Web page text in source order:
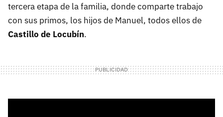
tercera etapa de la familia, donde comparte trabajo
con sus primos, los hijos de Manuel, todos ellos de
Castillo de Locubín.